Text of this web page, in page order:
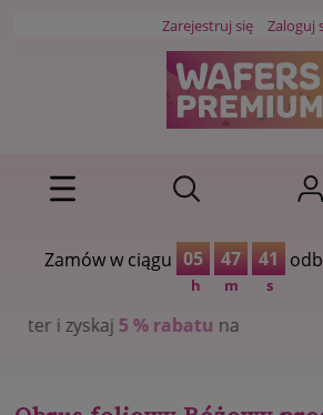
Zarejestruj się Zaloguj
Zamów w ciągu 05
h
47
m
41
s
5 % rabatuna